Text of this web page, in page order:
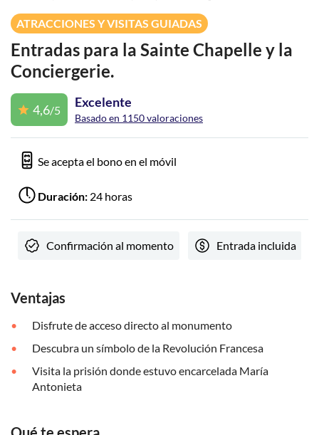
ATRACCIONES Y VISITAS GUIADAS
Entradas para la Sainte Chapelle y la
Conciergerie.
4,6/5
Excelente
Basado en 1150 valoraciones
Se acepta el bono en el móvil
Duración: 24 horas
Confirmación al momento Entrada incluida
Ventajas
Disfrute de acceso directo al monumento
Descubra un símbolo de la Revolución Francesa
Visita la prisión donde estuvo encarcelada María
Antonieta